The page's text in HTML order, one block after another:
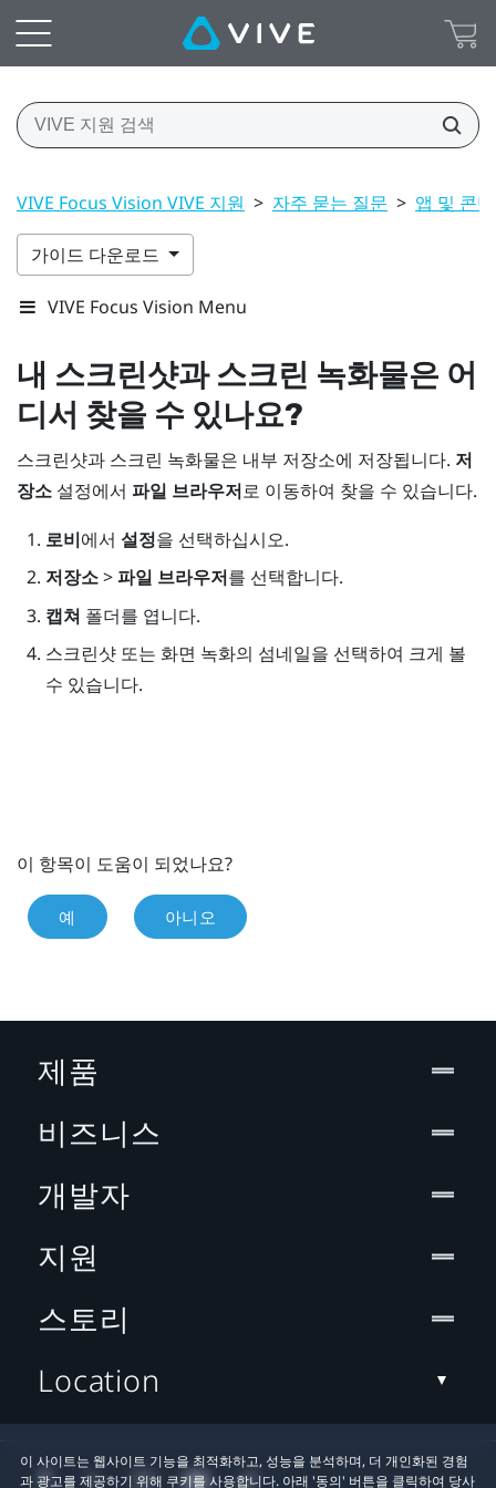
VIVE Focus Vision VIVE 지원 > 자주 묻는 질문 > 앱 및 콘
가이드 다운로드
VIVE Focus Vision Menu
내 스크린샷과 스크린 녹화물은 어
디서 찾을 수 있나요?
스크린샷과 스크린 녹화물은 내부 저장소에 저장됩니다. 저
장소 설정에서 파일 브라우저로 이동하여 찾을 수 있습니다.
로비에서 설정을 선택하십시오.
저장소>파일 브라우저를 선택합니다.
캡쳐 폴더를 엽니다.
스크린샷 또는 화면 녹화의 섬네일을 선택하여 크게 볼
수 있습니다.
이 항목이 도움이 되었나요?
예 아니오
이 사이트는 웹사이트 기능을 최적화하고, 성능을 분석하며, 더 개인화된 경험
과 광고를 제공하기 위해 쿠키를 사용합니다. 아래 '동의' 버튼을 클릭하여 당사
제품
비즈니스
개발자
지원
스토리
Location